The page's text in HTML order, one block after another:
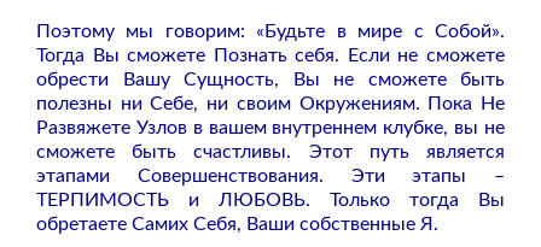
Поэтому мы говорим: «Будьте в мире с Собой».
Тогда Вы сможете Познать себя. Если не сможете
обрести Вашу Сущность, Вы не сможете быть
полезны ни Себе, ни своим Окружениям. Пока Не
Развяжете Узлов в вашем внутреннем клубке, вы не
сможете быть счастливы. Этот путь является
этапами Совершенствования. Эти этапы –
ТЕРПИМОСТЬ и ЛЮБОВЬ. Только тогда Вы
обретаете Самих Себя, Ваши собственные Я.